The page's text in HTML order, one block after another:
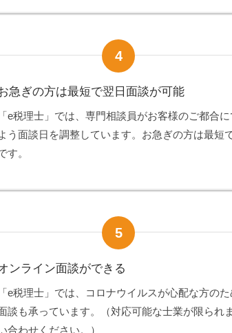
4
急ぎの方は最短で翌日面談が可能
「e税理士」では、専門相談員がお客様のご都合
う面談日を調整しています。お急ぎの方は最短
す。
5
ンライン面談ができる
「e税理士」では、コロナウイルスが心配な方の
談も承っています。（対応可能な士業が限られ
合わせください。）